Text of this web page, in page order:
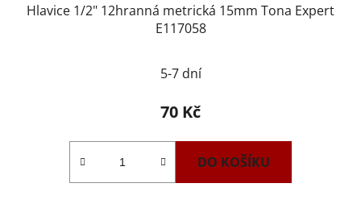
Hlavice 1/2" 12hranná metrická 15mm Tona Expert
E117058
5-7 dní
70 Kč
DO KOŠÍKU